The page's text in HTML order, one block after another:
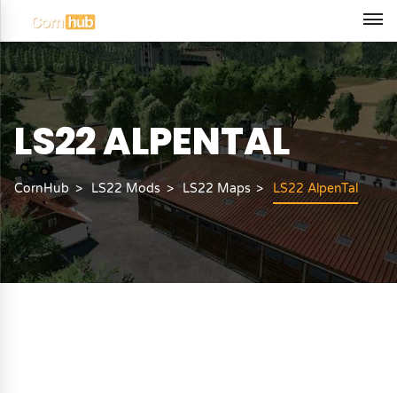
LS22 ALPENTAL
CornHub LS22 Mods LS22 Maps LS22 AlpenTal